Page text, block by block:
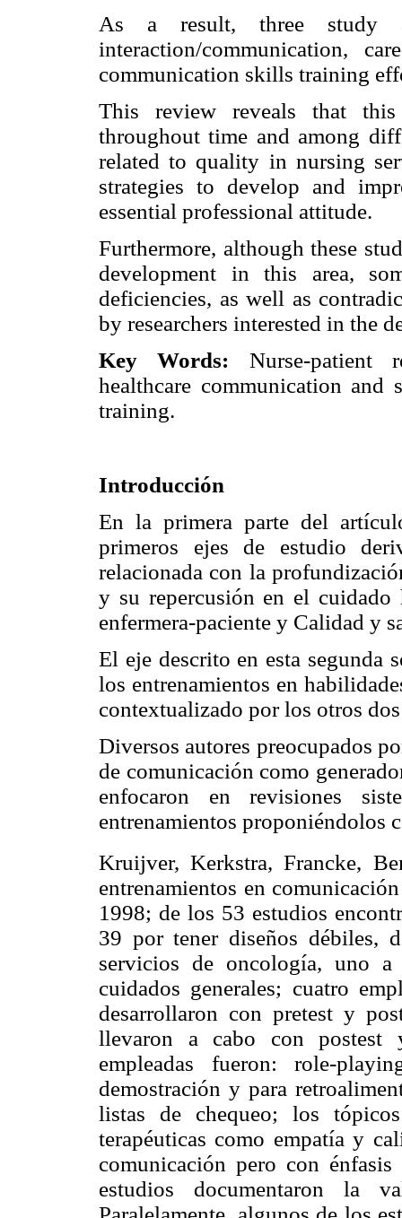
As a result, three study
interaction/communication,
communication skills training
This review reveals that
throughout time and among
related to quality in nursing
strategies to develop and
essential professional attitude.
Furthermore, although these
development in this area,
deficiencies, as well as
by researchers interested in the
Key Words: Nurse-patient
healthcare communication and
training.
Introducción
En la primera parte del
primeros ejes de estudio
relacionada con la
y su repercusión en el
enfermera-paciente y Calidad y
El eje descrito en esta segunda
los entrenamientos en
contextualizado por los otros
Diversos autores preocupados
de comunicación como
enfocaron en revisiones
entrenamientos proponiéndolos
Kruijver, Kerkstra, Francke,
entrenamientos en
1998; de los 53 estudios
39 por tener diseños débiles,
servicios de oncología, uno
cuidados generales; cuatro
desarrollaron con pretest y
llevaron a cabo con postest
empleadas fueron: role-
demostración y para
listas de chequeo; los
terapéuticas como empatía y
comunicación pero con
estudios documentaron la